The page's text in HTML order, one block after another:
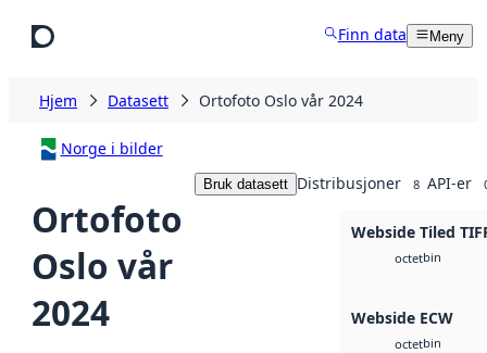
Finn data Meny
Hjem Datasett Ortofoto Oslo vår 2024
Norge i bilder
Ortofoto
Oslo vår
2024
Bruk datasett Distribusjoner 8 API-er
Webside Tiled
octetbin
Webside ECW
octetbin